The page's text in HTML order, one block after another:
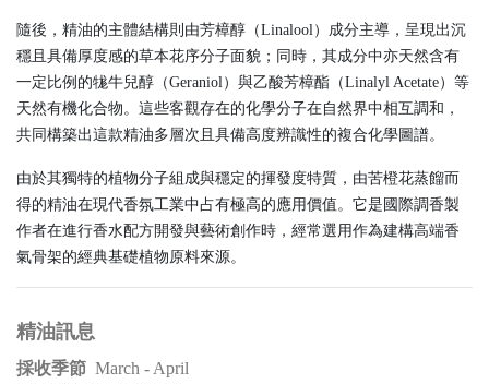
隨後，精油的主體結構則由芳樟醇（Linalool）成分主導，呈現出沉
穩且具備厚度感的草本花序分子面貌；同時，其成分中亦天然含有
一定比例的牻牛兒醇（Geraniol）與乙酸芳樟酯（Linalyl Acetate）等
天然有機化合物。這些客觀存在的化學分子在自然界中相互調和，
共同構築出這款精油多層次且具備高度辨識性的複合化學圖譜。
由於其獨特的植物分子組成與穩定的揮發度特質，由苦橙花蒸餾而
得的精油在現代香氛工業中占有極高的應用價值。它是國際調香製
作者在進行香水配方開發與藝術創作時，經常選用作為建構高端香
氣骨架的經典基礎植物原料來源。
​精油訊息
採收季節 March - April